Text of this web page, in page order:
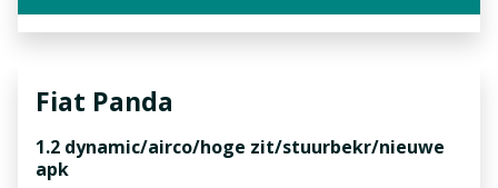
Fiat Panda
1.2 dynamic/airco/hoge zit/stuurbekr/nieuwe
apk